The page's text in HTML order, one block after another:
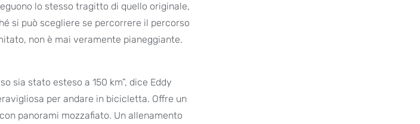
lo stesso tragitto di quello originale,
si può scegliere se percorrere il percorso
non è mai veramente pianeggiante.
sia stato esteso a 150 km”, dice Eddy
per andare in bicicletta. Offre un
panorami mozzafiato. Un allenamento